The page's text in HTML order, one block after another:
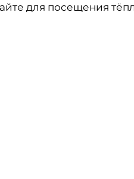
для посещения